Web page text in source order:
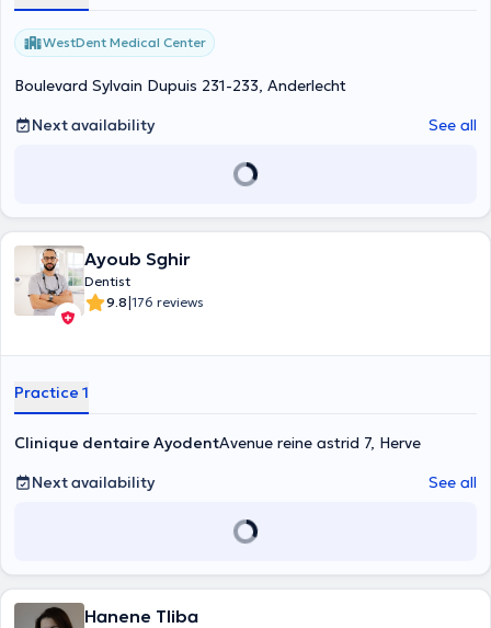
WestDent Medical Center
Boulevard Sylvain Dupuis 231-233, Anderlecht
Next availability
See all
Ayoub Sghir
Dentist
9.8|176 reviews
Practice 1
Clinique dentaire AyodentAvenue reine astrid 7, Herve
Next availability
See all
Hanene Tliba